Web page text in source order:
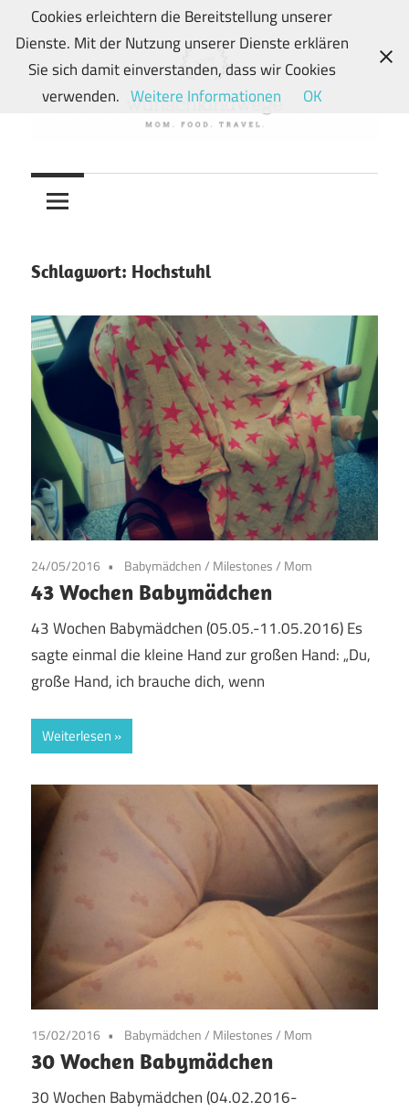
Zum
Inhalt
springen
wunschkindwege
Wunschkindern
und
Mein
Food-
und
Travelblog
Schlagwort: Hochstuhl
24/05/2016 Babymädchen/ Milestones/ Mom
43 Wochen Babymädchen
43 Wochen Babymädchen (05.05.-11.05.2016) Es
sagte einmal die kleine Hand zur großen Hand: „Du,
große Hand, ich brauche dich, wenn
Weiterlesen
15/02/2016 Babymädchen/ Milestones/ Mom
30 Wochen Babymädchen
30 Wochen Babymädchen (04.02.2016-
Cookies erleichtern die Bereitstellung unserer
Dienste. Mit der Nutzung unserer Dienste erklären
Sie sich damit einverstanden, dass wir Cookies
verwenden. Weitere Informationen OK